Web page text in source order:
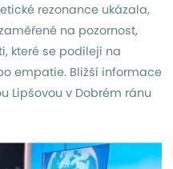
rezonance ukázala,
na pozornost,
které se podílejí na
empatie. Bližší informace
Lipšovou v Dobrém ránu